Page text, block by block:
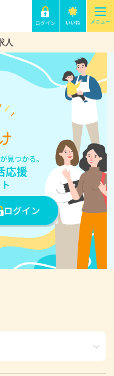
人
見つかる。
応援
ログイン